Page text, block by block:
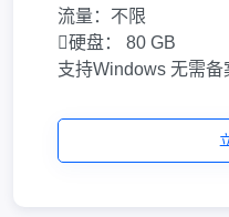
流量： 不限
硬盘：
80 GB
支持Windows 无需备